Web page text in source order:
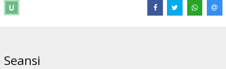
Matthew Broderick
Seansi